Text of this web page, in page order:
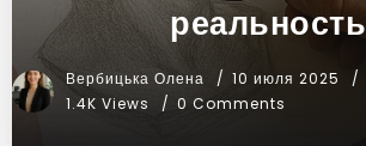
реальность
Вербицька Олена 10 июля 2025
1.4K Views
0 Comments